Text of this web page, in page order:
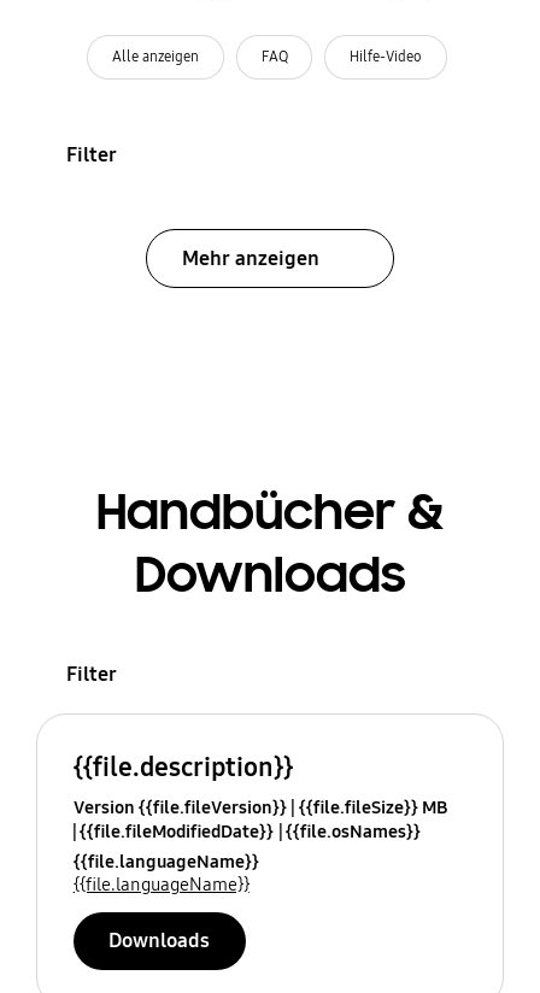
Alle anzeigen FAQ Hilfe-Video
Filter
Mehr anzeigen
Handbücher &
Downloads
Filter
{{file.description}}
Version {{file.fileVersion}} {{file.fileSize}} MB
{{file.fileModifiedDate}} {{file.osNames}}
{{file.languageName}}
{{file.languageName}}
Downloads